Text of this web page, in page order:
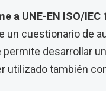
a UNE-EN ISO/IEC
un cuestionario de
permite desarrollar
utilizado también